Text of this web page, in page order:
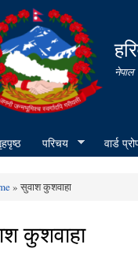
परिचय वार्ड
are here
» सुवाश कुशवाहा
कुशवाहा